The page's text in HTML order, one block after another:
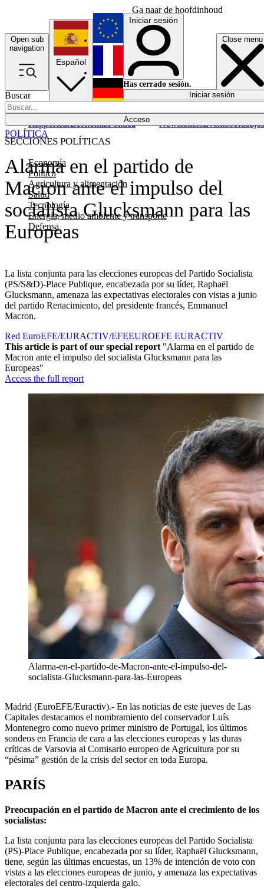
Ga naar de hoofdinhoud
Open sub
navigation
Close menu
Buscar
Acceso
SECCIONES POLÍTICAS
Economía
Política
Agricultura y alimentación
Salud
Tecnología
Energía, medio ambiente y transporte
Defensa
RapporteurEconomíaPolítica NewslettersEventosTrabajos
Español
English
Français
Iniciar sesión
Has cerrado sesión.
Iniciar sesión
Alarma en el partido de
Macron ante el impulso del
socialista Glucksmann para las
Europeas
La lista conjunta para las elecciones europeas del Partido Socialista
(PS/S&D)-Place Publique, encabezada por su líder, Raphaël
Glucksmann, amenaza las expectativas electorales con vistas a junio
del partido Renacimiento, del presidente francés, Emmanuel
Macron.
POLÍTICA
Red EuroEFE/EURACTIV/EFEEUROEFE EURACTIV
This article is part of our special report "Alarma en el partido de
Macron ante el impulso del socialista Glucksmann para las
Europeas"
Access the full report
Alarma-en-el-partido-de-Macron-ante-el-impulso-del-
socialista-Glucksmann-para-las-Europeas
Madrid (EuroEFE/Euractiv).- En las noticias de este jueves de Las
Capitales destacamos el nombramiento del conservador Luís
Montenegro como nuevo primer ministro de Portugal, los últimos
sondeos en Francia de cara a las elecciones europeas y las duras
críticas de Varsovia al Comisario europeo de Agricultura por su
“pésima” gestión de la crisis del sector en toda Europa.
PARÍS
Preocupación en el partido de Macron ante el crecimiento de los
socialistas:
La lista conjunta para las elecciones europeas del Partido Socialista
(PS)-Place Publique, encabezada por su líder, Raphaël Glucksmann,
tiene, según las últimas encuestas, un 13% de intención de voto con
vistas a las elecciones europeas de junio, y amenaza las expectativas
electorales del centro-izquierda galo.